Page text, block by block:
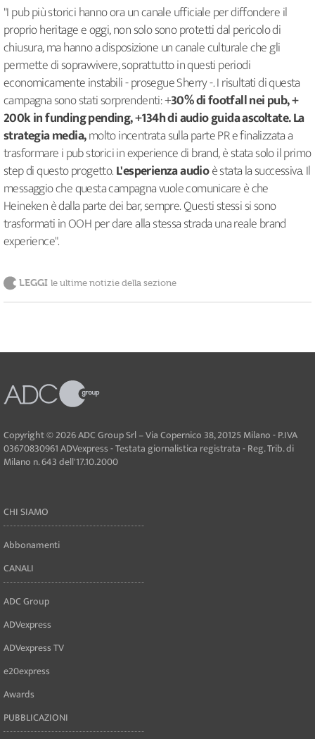
"I pub più storici hanno ora un canale ufficiale per diffondere il
proprio heritage e oggi, non solo sono protetti dal pericolo di
chiusura, ma hanno a disposizione un canale culturale che gli
permette di sopravvivere, soprattutto in questi periodi
economicamente instabili - prosegue Sherry -. I risultati di questa
campagna sono stati sorprendenti: +30% di footfall nei pub, +
200k in funding pending, +134h di audio guida ascoltate. La
strategia media,molto incentrata sulla parte PR e finalizzata a
trasformare i pub storici in experience di brand, è stata solo il primo
step di questo progetto.L'esperienza audioè stata la successiva. Il
messaggio che questa campagna vuole comunicare è che
Heineken è dalla parte dei bar, sempre. Questi stessi si sono
trasformati in OOH per dare alla stessa strada una reale brand
experience".
LEGGI le ultime notizie della sezione
Copyright © 2026 ADC Group Srl – Via Copernico 38, 20125 Milano - P.IVA
03670830961 ADVexpress - Testata giornalistica registrata - Reg. Trib. di
Milano n. 643 dell'17.10.2000
CHI SIAMO
Abbonamenti
CANALI
ADC Group
ADVexpress
ADVexpress TV
e20express
Awards
PUBBLICAZIONI